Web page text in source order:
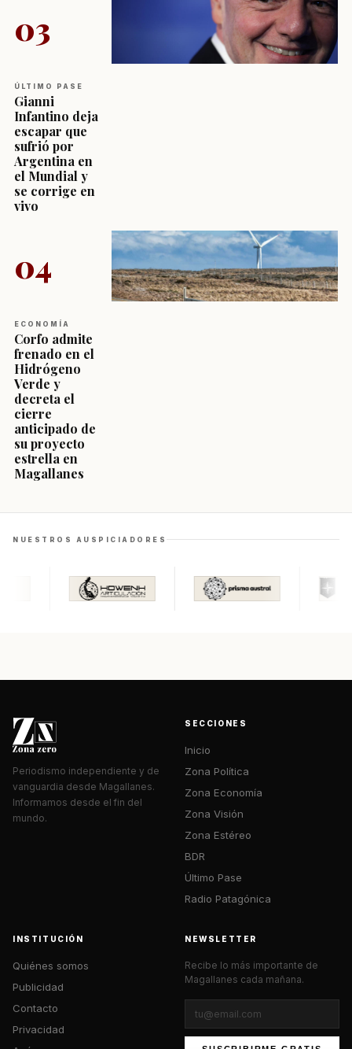
03
ÚLTIMO PASE
Gianni
Infantino deja
escapar que
sufrió por
Argentina en
el Mundial y
se corrige en
vivo
04
ECONOMÍA
Corfo admite
frenado en el
Hidrógeno
Verde y
decreta el
cierre
anticipado de
su proyecto
estrella en
Magallanes
NUESTROS AUSPICIADORES
Periodismo independiente y de
vanguardia desde Magallanes.
Informamos desde el fin del
mundo.
SECCIONES
Inicio
Zona Política
Zona Economía
Zona Visión
Zona Estéreo
BDR
Último Pase
Radio Patagónica
INSTITUCIÓN
Quiénes somos
Publicidad
Contacto
Privacidad
NEWSLETTER
Recibe lo más importante de
Magallanes cada mañana.